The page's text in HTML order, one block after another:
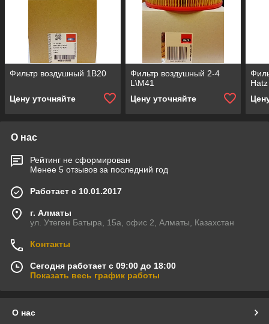
Фильтр воздушный 1В20
Цену уточняйте
Фильтр воздушный 2-4
L\M41
Цену уточняйте
О нас
Рейтинг не сформирован
Менее 5 отзывов за последний год
Работает с 10.01.2017
г. Алматы
ул. Утеген Батыра, 15а, офис 2, Алматы, Казахстан
Контакты
Сегодня работает с 09:00 до 18:00
Показать весь график работы
О нас